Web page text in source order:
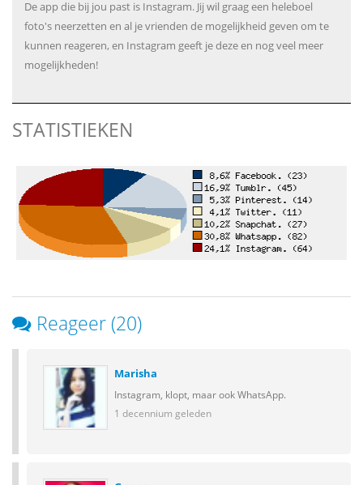
De app die bij jou past is Instagram. Jij wil graag een heleboel
foto's neerzetten en al je vrienden de mogelijkheid geven om te
kunnen reageren, en Instagram geeft je deze en nog veel meer
mogelijkheden!
STATISTIEKEN
Reageer (20)
Marisha
Instagram, klopt, maar ook WhatsApp.
1 decennium geleden